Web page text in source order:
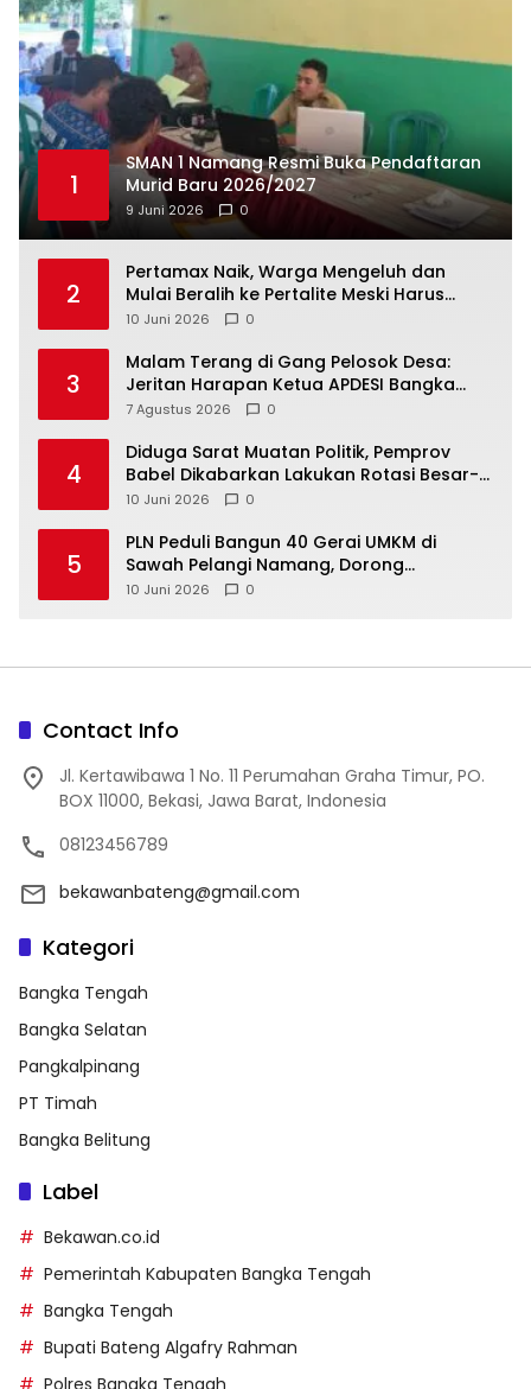
1
SMAN 1 Namang Resmi Buka Pendaftaran
Murid Baru 2026/2027
9 Juni 2026 0
2
‎Pertamax Naik, Warga Mengeluh dan
Mulai Beralih ke Pertalite Meski Harus
10 Juni 2026 0
3
Malam Terang di Gang Pelosok Desa:
Jeritan Harapan Ketua APDESI Bangka
Tengah untuk PLN Babel
7 Agustus 2026 0
4
‎Diduga Sarat Muatan Politik, Pemprov
Babel Dikabarkan Lakukan Rotasi Besar-
10 Juni 2026 0
5
‎PLN Peduli Bangun 40 Gerai UMKM di
Sawah Pelangi Namang, Dorong
10 Juni 2026 0
Contact Info
Jl. Kertawibawa 1 No. 11 Perumahan Graha Timur, PO.
BOX 11000, Bekasi, Jawa Barat, Indonesia
08123456789
bekawanbateng@gmail.com
Kategori
Bangka Tengah
Bangka Selatan
Pangkalpinang
PT Timah
Bangka Belitung
Label
Bekawan.co.id
Pemerintah Kabupaten Bangka Tengah
Bangka Tengah
Bupati Bateng Algafry Rahman
Polres Bangka Tengah